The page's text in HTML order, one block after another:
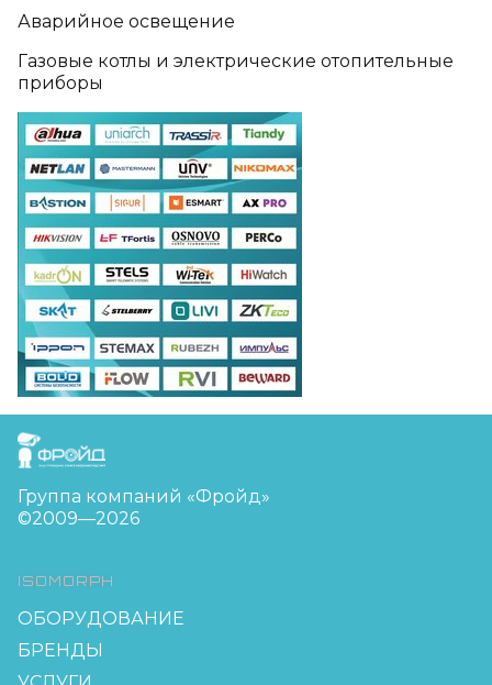
Аварийное освещение
Газовые котлы и электрические отопительные
приборы
FreudGroup
Группа компаний «Фройд»
©2009—2026
ISOMORPH
ОБОРУДОВАНИЕ
БРЕНДЫ